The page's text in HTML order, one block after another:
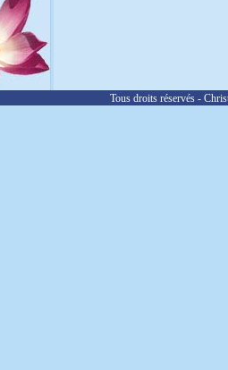
Tous droits réservés -